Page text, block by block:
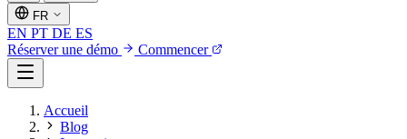
FR
EN PT DE ES
Réserver une démo
Commencer
Accueil
Blog